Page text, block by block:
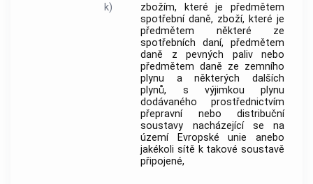
k)
zbožím, které je předmětem
spotřební daně, zboží, které je
předmětem některé ze
spotřebních daní, předmětem
daně z pevných paliv nebo
předmětem daně ze zemního
plynu a některých dalších
plynů, s výjimkou plynu
dodávaného prostřednictvím
přepravní nebo distribuční
soustavy nacházející se na
území Evropské unie anebo
jakékoli sítě k takové soustavě
připojené,